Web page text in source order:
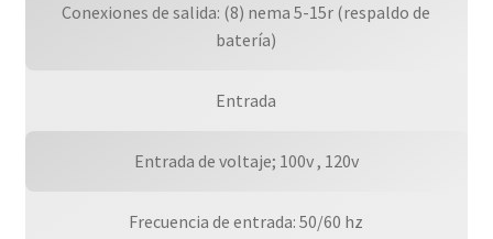
Conexiones de salida: (8) nema 5-15r (respaldo de
batería)
Entrada
Entrada de voltaje; 100v , 120v
Frecuencia de entrada: 50/60 hz